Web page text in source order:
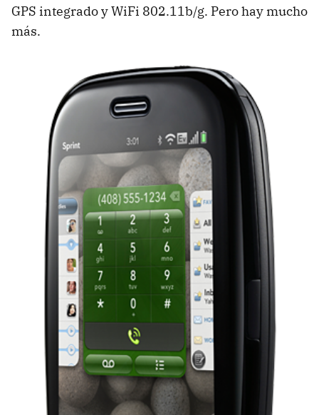
GPS integrado y WiFi 802.11b/g. Pero hay mucho
más.